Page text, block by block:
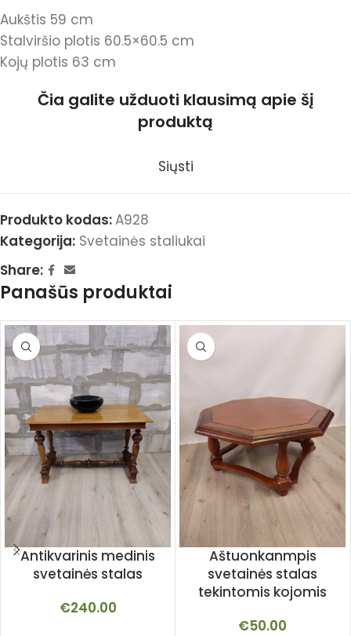
Aukštis 59 cm
Stalviršio plotis 60.5×60.5 cm
Kojų plotis 63 cm
Čia galite užduoti klausimą apie šį
produktą
Siųsti
Produkto kodas:A928
Kategorija: Svetainės staliukai
Share:
Panašūs produktai
Antikvarinis medinis
svetainės stalas
€240.00
Aštuonkanmpis
svetainės stalas
tekintomis kojomis
€50.00